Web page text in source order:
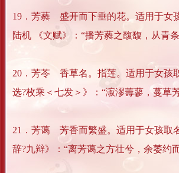
19．芳蕤 盛开而下垂的花。适用于女
陆机 《文赋》：“播芳蕤之馥馥，从青
20．芳苓 香草名。指莲。适用于女孩
选?枚乘＜七发＞》：“漃漻薵蓼，蔓草
21．芳蔼 芳香而繁盛。适用于女孩取
辞?九辩》：“离芳蔼之方壮兮，余萎约